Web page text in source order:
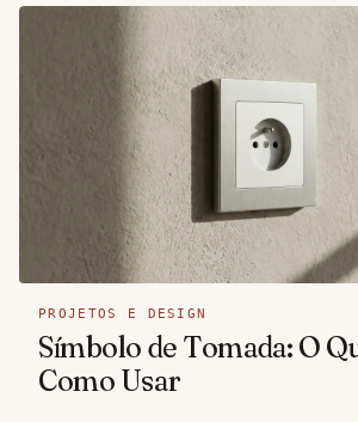
PROJETOS E DESIGN
Símbolo de Tomada: O
Como Usar